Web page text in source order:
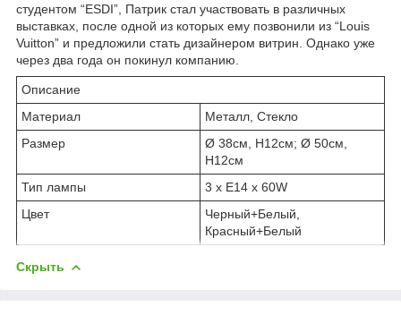
студентом “ESDI”, Патрик стал участвовать в различных
выставках, после одной из которых ему позвонили из “Louis
Vuitton” и предложили стать дизайнером витрин. Однако уже
через два года он покинул компанию.
Описание
Материал
Металл, Стекло
Размер
Ø 38см, H12см; Ø 50см,
H12см
Тип лампы
3 х Е14 х 60W
Цвет
Черный+Белый,
Красный+Белый
Скрыть